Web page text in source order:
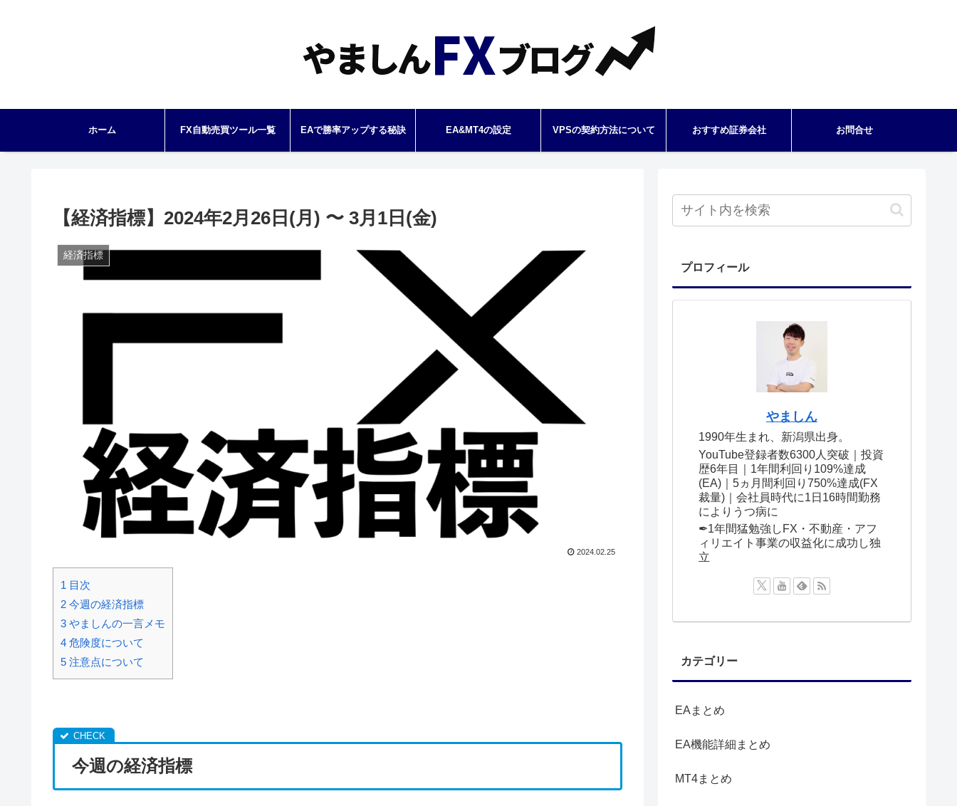
ホーム FX自動売買ツール一覧 EAで勝率アップする秘訣 EA&MT4の設定 VPSの契約方法について おすすめ証券会社 お問合せ
【経済指標】2024年2月26日(月) 〜 3月1日(金)
経済指標
2024.02.25
1 目次
2 今週の経済指標
3 やましんの一言メモ
4 危険度について
5 注意点について
今週の経済指標
プロフィール
やましん
1990年生まれ、新潟県出身。
YouTube登録者数6300人突破｜投資
歴6年目｜1年間利回り109%達成
(EA)｜5ヵ月間利回り750%達成(FX
裁量)｜会社員時代に1日16時間勤務
によりうつ病に
✒︎1年間猛勉強しFX・不動産・アフ
ィリエイト事業の収益化に成功し独
立
カテゴリー
EAまとめ
EA機能詳細まとめ
MT4まとめ